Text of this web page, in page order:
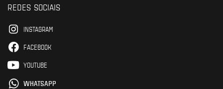
REDES SOCIAIS
INSTAGRAM
FACEBOOK
YOUTUBE
WHATSAPP